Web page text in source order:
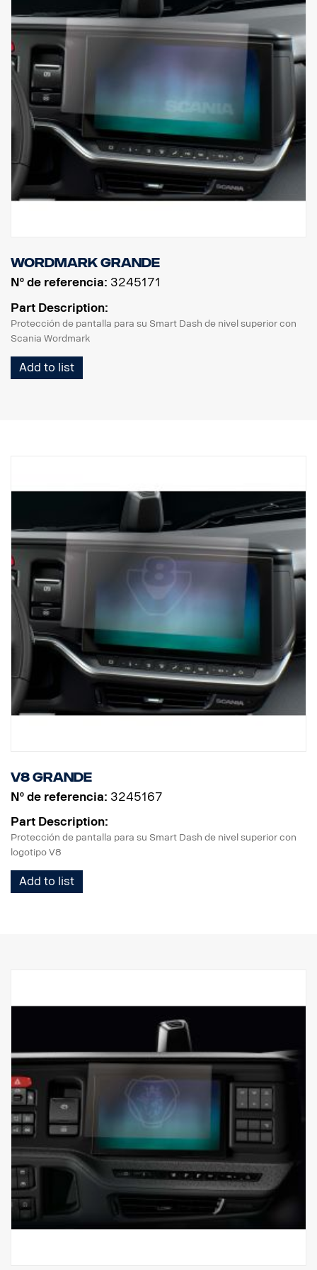
Wordmark grande
Nº de referencia: 3245171
Part Description:
Protección de pantalla para su Smart Dash de nivel superior con
Scania Wordmark
Add to list
V8 grande
Nº de referencia: 3245167
Part Description:
Protección de pantalla para su Smart Dash de nivel superior con
logotipo V8
Add to list